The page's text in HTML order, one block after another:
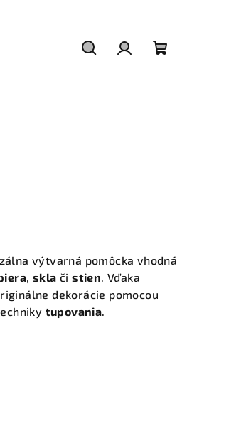
výtvarná pomôcka vhodná
skla čistien . Vďaka
dekorácie pomocou
tupovania